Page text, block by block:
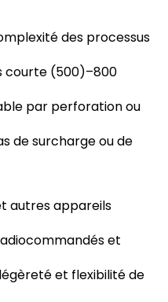
des processus
courte (500)–800
par perforation ou
de surcharge ou de
autres appareils
et
et flexibilité de